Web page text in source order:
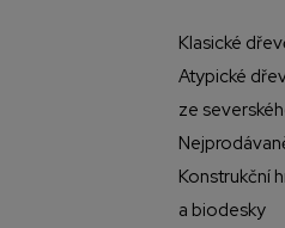
Klasické
Atypické
ze
Konstrukční
a biodesky